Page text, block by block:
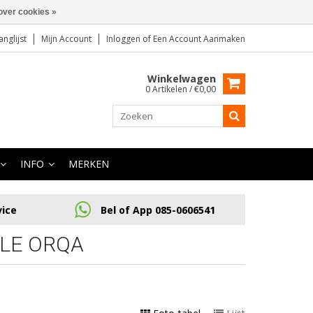
Mijn Account Inloggen of Een Account Aanmaken
Winkelwagen
0 Artikelen / €0,00
INFO MERKEN
Bel of App 085-0606541
ORQA
cookies »